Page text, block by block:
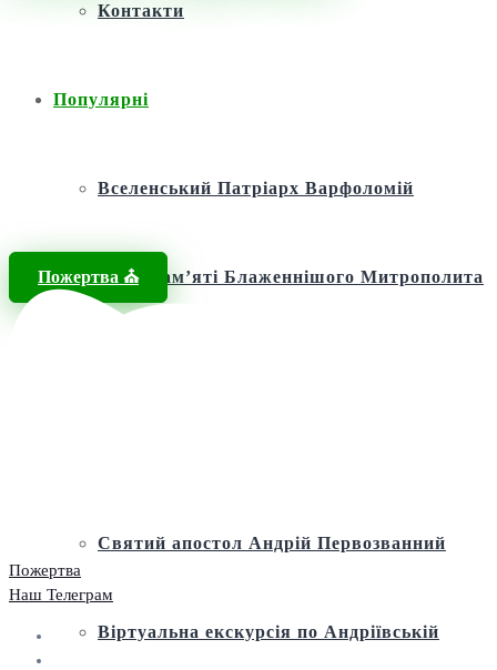
Контакти
Популярні
Вселенський Патріарх Варфоломій
Фонд пам’яті Блаженнішого Митрополита
Святий апостол Андрій Первозванний
Віртуальна екскурсія по Андріївській
Пожертва ⛪️
Пожертва
Наш Телеграм